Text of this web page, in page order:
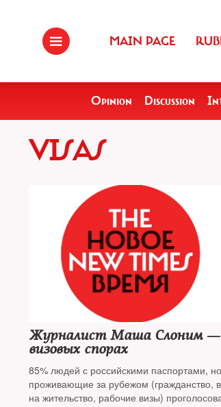
MAIN PAGE
Opinion Discussion
VISAS
Журналист Маша Слоним —
визовых спорах
85% людей с российскими паспортами, но
проживающие за рубежом (гражданство,
на жительство, рабочие визы)